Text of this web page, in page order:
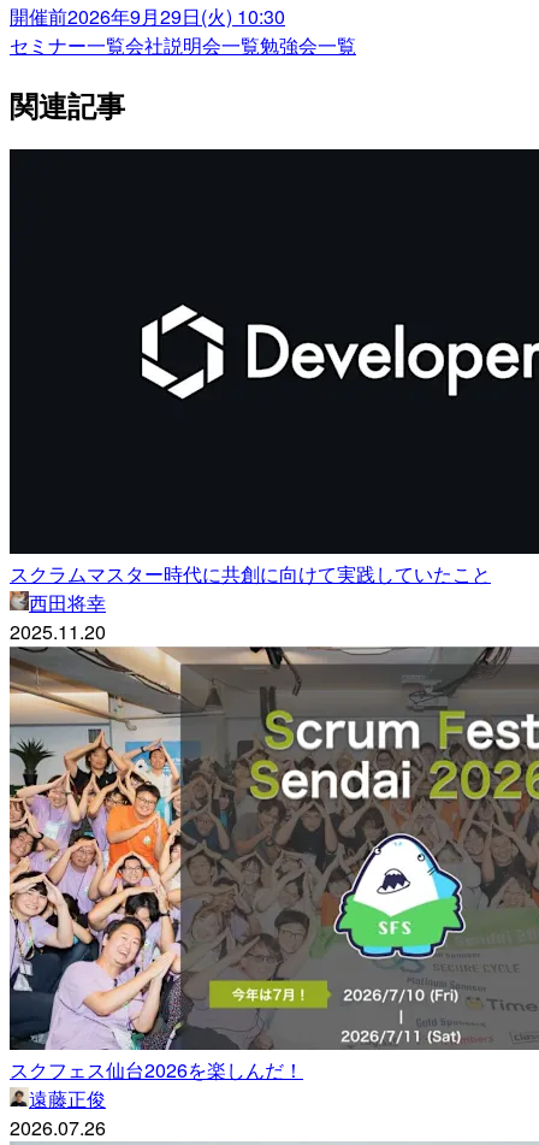
開催前2026年9月29日(火) 10:30
セミナー一覧会社説明会一覧勉強会一覧
関連記事
スクラムマスター時代に共創に向けて実践していたこと
西田将幸
2025.11.20
スクフェス仙台2026を楽しんだ！
遠藤正俊
2026.07.26